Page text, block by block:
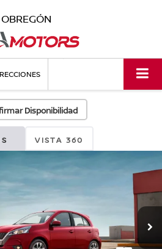
Disponibilidad
VISTA 360